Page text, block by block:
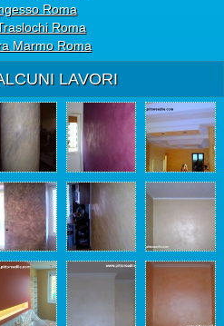
Roma
Roma
Marmo Roma
LAVORI